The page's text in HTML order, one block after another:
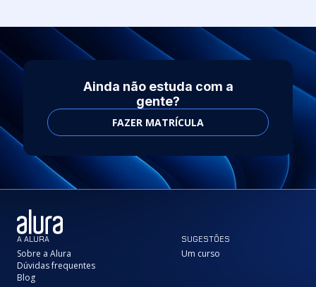
Ainda não estuda com a
gente?
FAZER MATRÍCULA
A ALURA
Sobre a Alura
Dúvidas frequentes
Blog
SUGESTÕES
Um curso